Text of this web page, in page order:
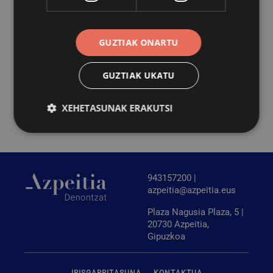
Tokiko Gobernu Batzordea
Batzorde berriemaileak
943157200 |
azpeitia@azpeitia.eus
Plaza Nagusia Plaza, 5 |
20730 Azpeitia,
Gipuzkoa
GUZTIAK ONARTU
GUZTIAK UKATU
XEHETASUNAK ERAKUTSI
Bideratzea
Funtzionaltasuna
Behar-beharrezkoak diren cookiek webgunearen
oinarrizko funtzionalitateak ahalbidetzen dituzte,
esate baterako erabiltzaileen saioa hastea eta
kontuen kudeaketa. Webgunea ezin da behar bezala
erabili guztiz beharrezkoak diren cookierik gabe.
Hornitzailea/